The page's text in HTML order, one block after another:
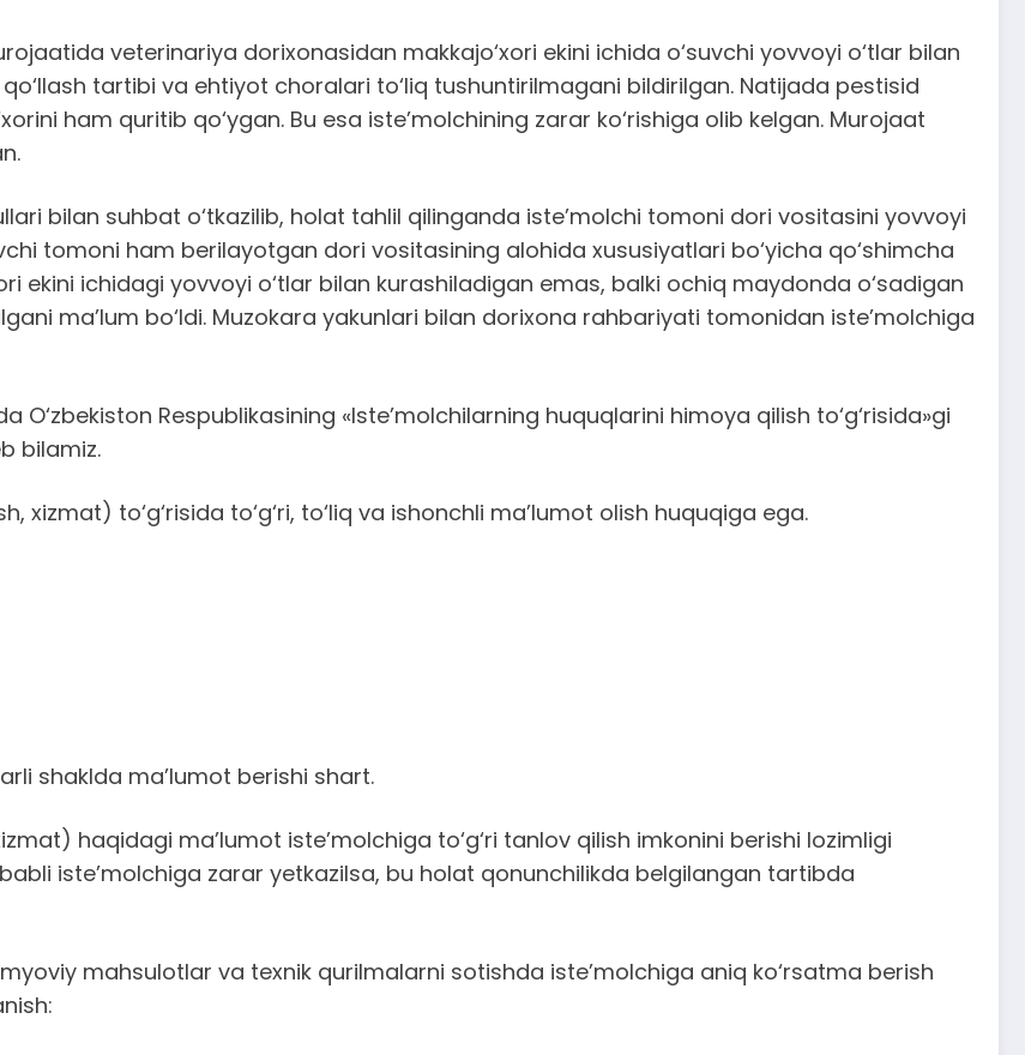
veterinariya dorixonasidan makkajo‘xori ekini ichida o‘suvchi yovvoyi o‘tlar bilan
tartibi va ehtiyot choralari to‘liq tushuntirilmagani bildirilgan. Natijada pestisid
ham quritib qo‘ygan. Bu esa iste’molchining zarar ko‘rishiga olib kelgan. Murojaat
bilan suhbat o‘tkazilib, holat tahlil qilinganda iste’molchi tomoni dori vositasini yovvoyi
tomoni ham berilayotgan dori vositasining alohida xususiyatlari bo‘yicha qo‘shimcha
ekini ichidagi yovvoyi o‘tlar bilan kurashiladigan emas, balki ochiq maydonda o‘sadigan
ma’lum bo‘ldi. Muzokara yakunlari bilan dorixona rahbariyati tomonidan iste’molchiga
Respublikasining «Iste’molchilarning huquqlarini himoya qilish to‘g‘risida»gi
bilamiz.
to‘g‘risida to‘g‘ri, to‘liq va ishonchli ma’lumot olish huquqiga ega.
shaklda ma’lumot berishi shart.
haqidagi ma’lumot iste’molchiga to‘g‘ri tanlov qilish imkonini berishi lozimligi
iste’molchiga zarar yetkazilsa, bu holat qonunchilikda belgilangan tartibda
mahsulotlar va texnik qurilmalarni sotishda iste’molchiga aniq ko‘rsatma berish